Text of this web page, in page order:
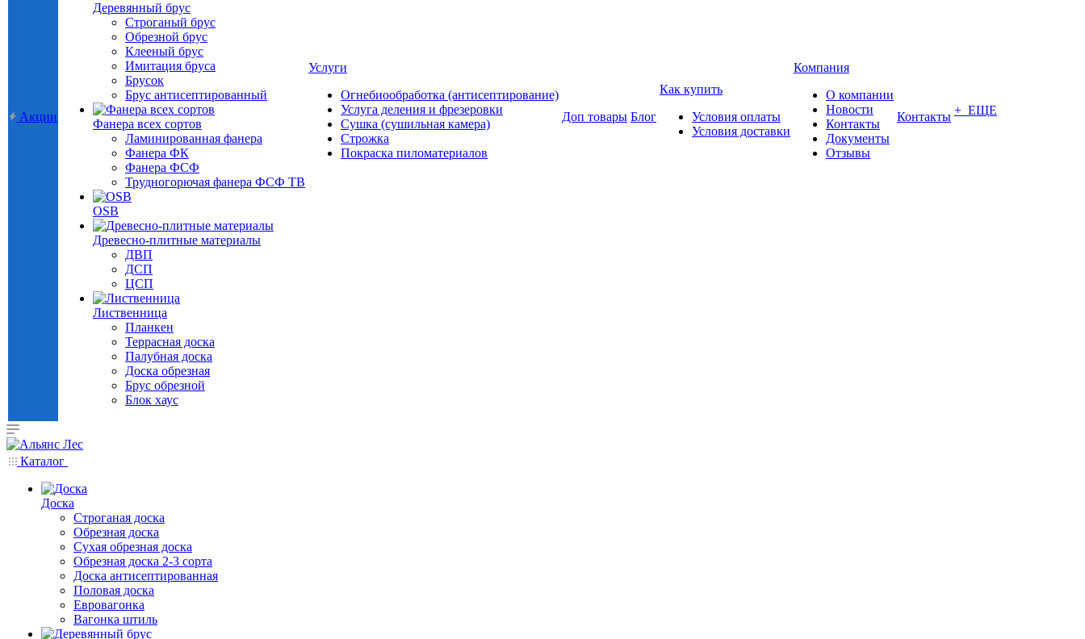
Акции
Деревянный брус
Строганый брус
Обрезной брус
Клееный брус
Имитация бруса
Брусок
Брус антисептированный
Фанера всех сортов
Ламинированная фанера
Фанера ФК
Фанера ФСФ
Трудногорючая фанера ФСФ ТВ
OSB
Древесно-плитные материалы
ДВП
ДСП
ЦСП
Лиственница
Планкен
Террасная доска
Палубная доска
Доска обрезная
Брус обрезной
Блок хаус
Услуги
Огнебиообработка (антисептирование)
Услуга деления и фрезеровки
Сушка (сушильная камера)
Строжка
Покраска пиломатериалов
Доп товары Блог
Как купить
Условия оплаты
Условия доставки
Компания
О компании
Новости
Контакты
Документы
Отзывы
Контакты + ЕЩЕ
Каталог
Доска
Строганая доска
Обрезная доска
Сухая обрезная доска
Обрезная доска 2-3 сорта
Доска антисептированная
Половая доска
Евровагонка
Вагонка штиль